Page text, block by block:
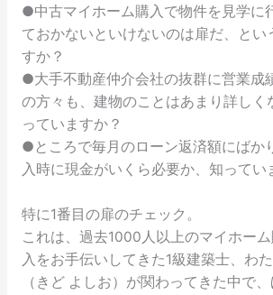
●中古マイホーム購入で物件を見学に
ておかないといけないのは扉だ、とい
すか？
●大手不動産仲介会社の抜群に営業成
の方々も、建物のことはあまり詳しく
っていますか？
●ところで毎月のローン返済額にばか
入時に現金がいくら必要か、知ってい
特に1番目の扉のチェック。
これは、過去1000人以上のマイホー
入をお手伝いしてきた1級建築士、わ
（きど よしお）が関わってきた中で